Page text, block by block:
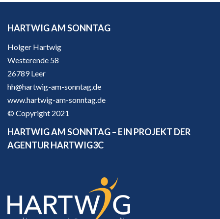
HARTWIG AM SONNTAG
Holger Hartwig
Westerende 58
26789 Leer
hh@hartwig-am-sonntag.de
www.hartwig-am-sonntag.de
© Copyright 2021
HARTWIG AM SONNTAG – EIN PROJEKT DER
AGENTUR HARTWIG3C